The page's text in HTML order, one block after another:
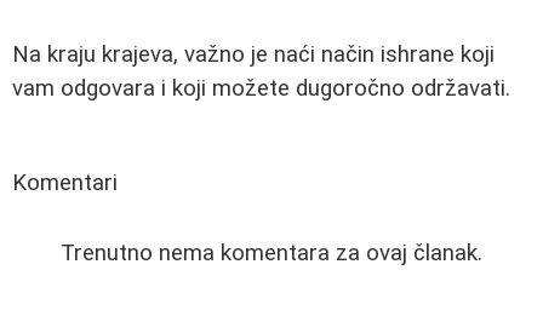
Na kraju krajeva, važno je naći način ishrane koji
vam odgovara i koji možete dugoročno održavati.
Komentari
Trenutno nema komentara za ovaj članak.